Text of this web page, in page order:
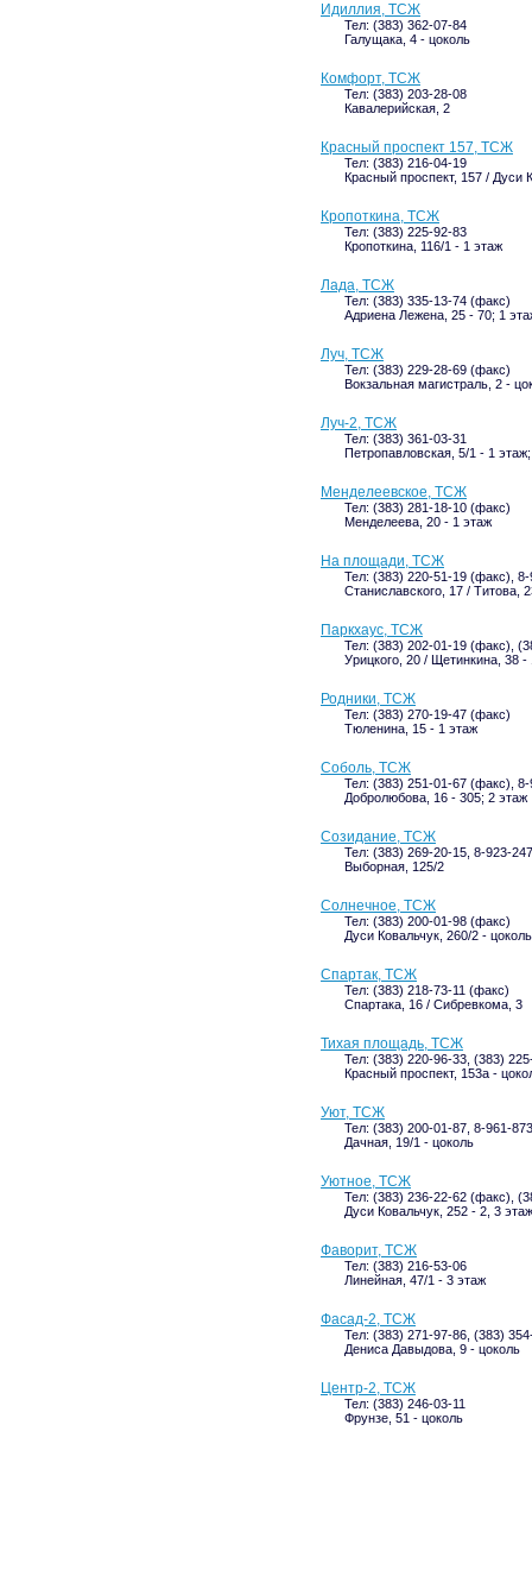
Идиллия, ТСЖ
Тел: (383) 362-07-84
Галущака, 4 - цоколь
Комфорт, ТСЖ
Тел: (383) 203-28-08
Кавалерийская, 2
Красный проспект 157, ТСЖ
Тел: (383) 216-04-19
Красный проспект, 157 / Дуси
Кропоткина, ТСЖ
Тел: (383) 225-92-83
Кропоткина, 116/1 - 1 этаж
Лада, ТСЖ
Тел: (383) 335-13-74 (факс)
Адриена Лежена, 25 - 70; 1
Луч, ТСЖ
Тел: (383) 229-28-69 (факс)
Вокзальная магистраль, 2 -
Луч-2, ТСЖ
Тел: (383) 361-03-31
Петропавловская, 5/1 - 1
Менделеевское, ТСЖ
Тел: (383) 281-18-10 (факс)
Менделеева, 20 - 1 этаж
На площади, ТСЖ
Тел: (383) 220-51-19 (факс),
Станиславского, 17 / Титова,
Паркхаус, ТСЖ
Тел: (383) 202-01-19 (факс),
Урицкого, 20 / Щетинкина, 38 -
Родники, ТСЖ
Тел: (383) 270-19-47 (факс)
Тюленина, 15 - 1 этаж
Соболь, ТСЖ
Тел: (383) 251-01-67 (факс),
Добролюбова, 16 - 305; 2 этаж
Созидание, ТСЖ
Тел: (383) 269-20-15, 8-923-
Выборная, 125/2
Солнечное, ТСЖ
Тел: (383) 200-01-98 (факс)
Дуси Ковальчук, 260/2 - цоколь
Спартак, ТСЖ
Тел: (383) 218-73-11 (факс)
Спартака, 16 / Сибревкома, 3
Тихая площадь, ТСЖ
Тел: (383) 220-96-33, (383)
Красный проспект, 153а -
Уют, ТСЖ
Тел: (383) 200-01-87, 8-961-
Дачная, 19/1 - цоколь
Уютное, ТСЖ
Тел: (383) 236-22-62 (факс),
Дуси Ковальчук, 252 - 2, 3 этаж
Фаворит, ТСЖ
Тел: (383) 216-53-06
Линейная, 47/1 - 3 этаж
Фасад-2, ТСЖ
Тел: (383) 271-97-86, (383)
Дениса Давыдова, 9 - цоколь
Центр-2, ТСЖ
Тел: (383) 246-03-11
Фрунзе, 51 - цоколь